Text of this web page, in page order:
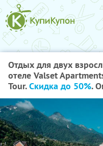
Отдых для двух
отеле Valset
Tour.Скидка до 50%.